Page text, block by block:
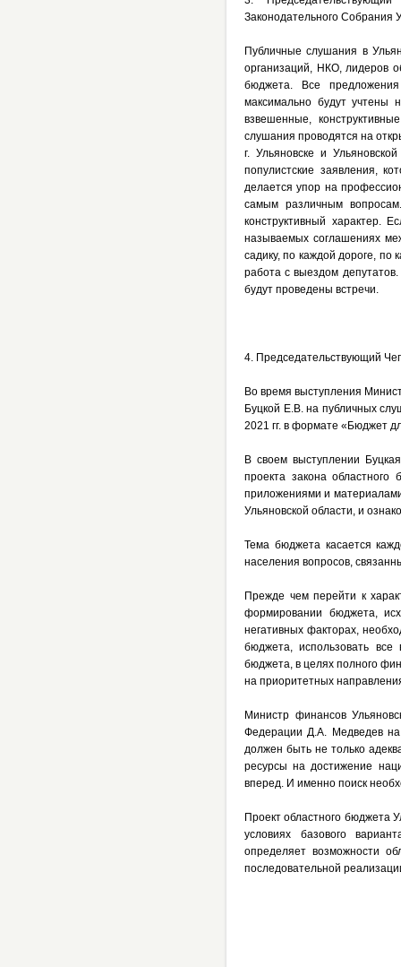
Законодательного Собрания
Публичные слушания в
организаций, НКО, лидеров
бюджета. Все
максимально будут учтены
взвешенные,
слушания проводятся на
г. Ульяновске и
популистские заявления,
делается упор на
самым различным
конструктивный характер.
называемых соглашениях
садику, по каждой дороге, по
работа с выездом
будут проведены встречи.
4. Председательствующий
Во время выступления
Буцкой Е.В. на публичных
2021 гг. в формате «Бюджет
В своем выступлении
проекта закона
приложениями и
Ульяновской области, и
Тема бюджета касается
населения вопросов,
Прежде чем перейти к
формировании бюджета,
негативных факторах,
бюджета, использовать
бюджета, в целях полного
на приоритетных
Министр финансов
Федерации Д.А. Медведев
должен быть не только
ресурсы на достижение
вперед. И именно поиск
Проект областного бюджета
условиях базового
определяет возможности
последовательной